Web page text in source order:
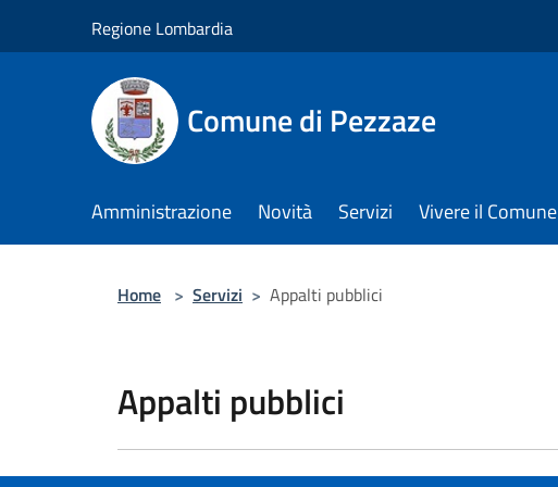
Regione Lombardia
Comune di Pezzaze
Amministrazione Novità Servizi Vivere il Comune
Home > Servizi > Appalti pubblici
Appalti pubblici